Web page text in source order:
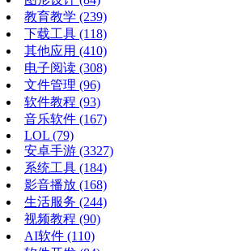
教育教学 (239)
下载工具 (118)
其他应用 (410)
电子阅读 (308)
文件管理 (96)
软件教程 (93)
音乐软件 (167)
LOL (79)
安卓手游 (3327)
系统工具 (184)
影音播放 (168)
生活服务 (244)
视频教程 (90)
AI软件 (110)